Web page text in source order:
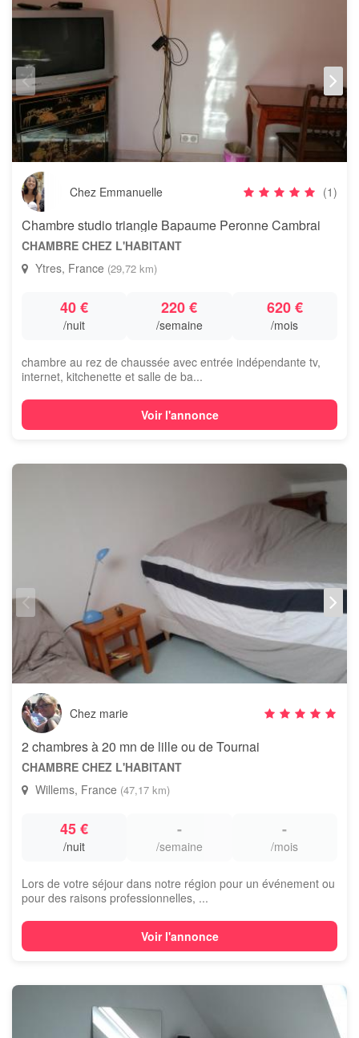
Chez Emmanuelle (1)
Chambre studio triangle Bapaume Peronne Cambrai
CHAMBRE CHEZ L'HABITANT
Ytres, France (29,72 km)
40 €
/nuit
220 €
/semaine
620 €
/mois
chambre au rez de chaussée avec entrée indépendante tv,
internet, kitchenette et salle de ba...
Voir l'annonce
Chez marie
2 chambres à 20 mn de lille ou de Tournai
CHAMBRE CHEZ L'HABITANT
Willems, France (47,17 km)
45 €
/nuit
-
/semaine
-
/mois
Lors de votre séjour dans notre région pour un événement ou
pour des raisons professionnelles, ...
Voir l'annonce